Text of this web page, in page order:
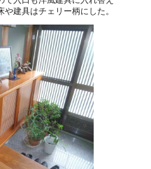
建具はチェリー柄にした。